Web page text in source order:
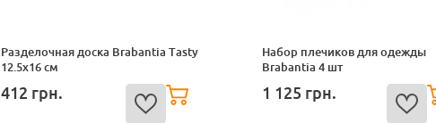
Разделочная доска Brabantia Tasty
12.5x16 см
412 грн.
Набор плечиков для одежды
Brabantia 4 шт
1 125 грн.